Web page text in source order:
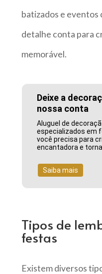
batizados e eventos
detalhe conta para
memorável.
Deixe a
nossa conta
Aluguel de
especializados em
você precisa para
encantadora e
Saiba mais
Tipos de
festas
Existem diversos